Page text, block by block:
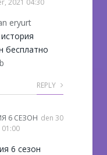
eryurt
бесплатно
REPLY
6 СЕЗОН den 30
6 сезон